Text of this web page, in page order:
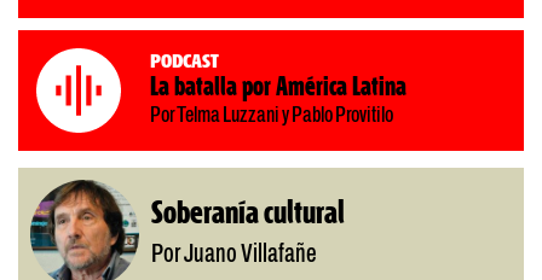
Podcast
La batalla por América Latina
Por Telma Luzzani y Pablo Provitilo
Soberanía cultural
Por Juano Villafañe